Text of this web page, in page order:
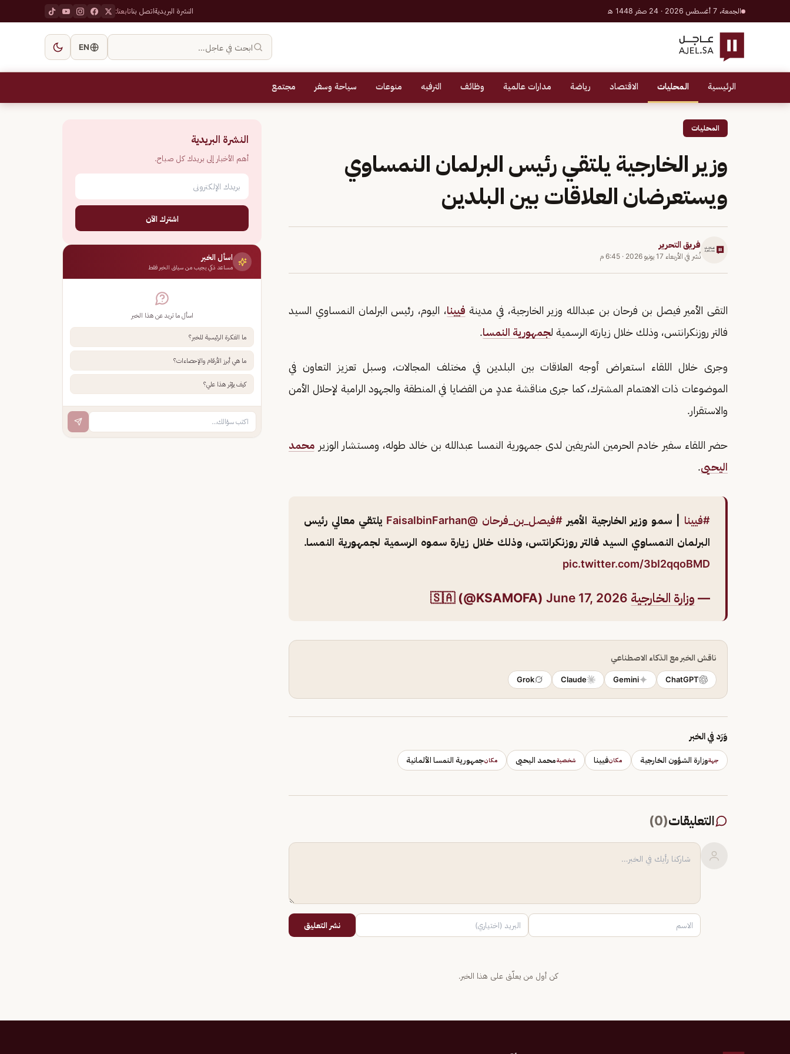
الجمعة، 7 أغسطس 2026 · 24 صفر 1448 هـ النشرة البريديةاتصل بناتابعنا:
ابحث في عاجل… EN
الرئيسية المحليات الاقتصاد رياضة مدارات عالمية وظائف الترفيه منوعات سياحة وسفر مجتمع
المحليات
وزير الخارجية يلتقي رئيس البرلمان النمساوي
ويستعرضان العلاقات بين البلدين
فريق التحرير
نُشر في الأربعاء 17 يونيو 2026 · 6:45 م
التقى الأمير فيصل بن فرحان بن عبدالله وزير الخارجية، في مدينة فيينا، اليوم، رئيس البرلمان النمساوي السيد
فالتر روزنكرانتس، وذلك خلال زيارته الرسمية لجمهورية النمسا.
وجرى خلال اللقاء استعراض أوجه العلاقات بين البلدين في مختلف المجالات، وسبل تعزيز التعاون في
الموضوعات ذات الاهتمام المشترك، كما جرى مناقشة عددٍ من القضايا في المنطقة والجهود الرامية لإحلال الأمن
والاستقرار.
حضر اللقاء سفير خادم الحرمين الشريفين لدى جمهورية النمسا عبدالله بن خالد طوله، ومستشار الوزير محمد
اليحيى.
#فيينا | سمو وزير الخارجية الأمير#فيصل_بن_فرحان @FaisalbinFarhan
يلتقي معالي رئيس
البرلمان النمساوي السيد فالتر روزنكرانتس، وذلك خلال زيارة سموه الرسمية لجمهورية النمسا.
pic.twitter.com/3bI2qqoBMD
— وزارة الخارجية June 17, 2026
ناقش الخبر مع الذكاء الاصطناعي
ChatGPT
Gemini
Claude
Grok
وَرَد في الخبر
جهةوزارة الشؤون الخارجية مكانفيينا شخصيةمحمد اليحيى مكانجمهورية النمسا الألمانية
التعليقات(
0
)
نشر التعليق
كن أول من يعلّق على هذا الخبر.
النشرة البريدية
أهم الأخبار إلى بريدك كل صباح.
اشترك الآن
اسأل الخبر
مساعد ذكي يجيب من سياق الخبر فقط
اسأل ما تريد عن هذا الخبر
ما الفكرة الرئيسية للخبر؟
ما هي أبرز الأرقام والإحصاءات؟
كيف يؤثر هذا علي؟